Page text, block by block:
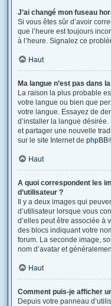
J’ai changé mon fuseau
Si vous êtes sûr d’avoir
que l’heure est toujours
à l’heure. Signalez ce
Haut
Ma langue n’est pas dans
La raison la plus probable
votre langue ou bien que
votre langue. Essayez de
d’installer la langue désirée.
et partager une nouvelle
sur le site Internet de phpBB
Haut
A quoi correspondent les
d’utilisateur ?
Il y a deux images qui
d’utilisateur lorsque vous
d’elles peut être associée à
des blocs indiquant votre
forum. La seconde image,
nom d’avatar et
Haut
Comment puis-je afficher
Depuis votre panneau